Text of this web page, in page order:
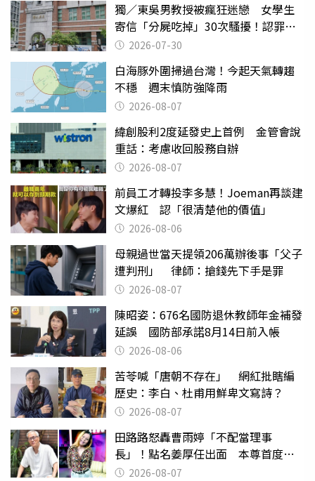
獨／東吳男教授被瘋狂迷戀 女學生
寄信「分屍吃掉」30次騷擾！認罪免
關 2026-07-30
白海豚外圍掃過台灣！今起天氣轉趨
不穩 週末慎防強降雨
2026-08-07
緯創股利2度延發史上首例 金管會說
重話：考慮收回股務自辦
2026-08-07
前員工才轉投李多慧！Joeman再談建
文爆紅 認「很清楚他的價值」
2026-08-06
母親過世當天提領206萬辦後事「父子
遭判刑」 律師：搶錢先下手是罪
2026-08-07
陳昭姿：676名國防退休教師年金補發
延誤 國防部承諾8月14日前入帳
2026-08-06
苦苓喊「唐朝不存在」 網紅批瞎編
歷史：李白、杜甫用鮮卑文寫詩？
2026-08-07
田路路怒轟曹雨婷「不配當理事
長」！點名姜厚任出面 本尊首度回
應了2026-08-07